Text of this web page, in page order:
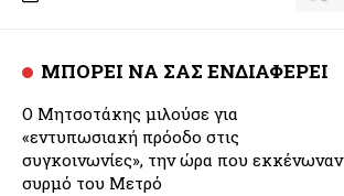
ΜΠΟΡΕΙ ΝΑ ΣΑΣ ΕΝΔΙΑΦΕΡΕΙ
Ο Μητσοτάκης μιλούσε για
«εντυπωσιακή πρόοδο στις
συγκοινωνίες», την ώρα που εκκένωναν
συρμό του Μετρό